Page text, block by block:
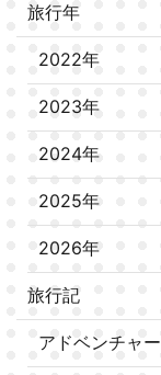
旅行年
2022年
2023年
2024年
2025年
2026年
旅行記
アドベンチャー